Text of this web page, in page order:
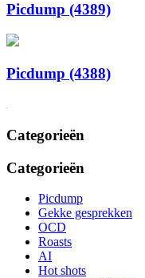
Picdump (4389)
Picdump (4388)
Categorieën
Categorieën
Picdump
Gekke gesprekken
OCD
Roasts
AI
Hot shots